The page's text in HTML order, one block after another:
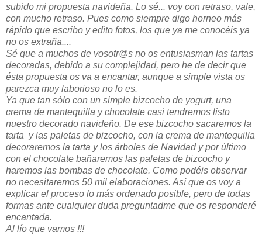
subido mi propuesta navideña. Lo sé... voy con retraso, vale,
con mucho retraso. Pues como siempre digo horneo más
rápido que escribo y edito fotos, los que ya me conocéis ya
no os extraña....
Sé que a muchos de vosotr@s no os entusiasman las tartas
decoradas, debido a su complejidad, pero he de decir que
ésta propuesta os va a encantar, aunque a simple vista os
parezca muy laborioso no lo es.
Ya que tan sólo con un simple bizcocho de yogurt, una
crema de mantequilla y chocolate casi tendremos listo
nuestro decorado navideño. De ese bizcocho sacaremos la
tarta y las paletas de bizcocho, con la crema de mantequilla
decoraremos la tarta y los árboles de Navidad y por último
con el chocolate bañaremos las paletas de bizcocho y
haremos las bombas de chocolate. Como podéis observar
no necesitaremos 50 mil elaboraciones. Así que os voy a
explicar el proceso lo más ordenado posible, pero de todas
formas ante cualquier duda preguntadme que os responderé
encantada.
Al lío que vamos !!!